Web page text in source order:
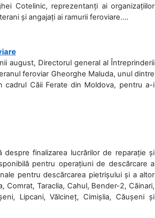
Cotelinic, reprezentanți ai organizațiilor
și angajați ai ramurii feroviare....
august, Directorul general al Întreprinderii
feroviar Gheorghe Maluda, unul dintre
Căii Ferate din Moldova, pentru a-i
despre finalizarea lucrărilor de reparație și
pentru operațiuni de descărcare a
pentru descărcarea pietrișului și a altor
Comrat, Taraclia, Cahul, Bender-2, Căinari,
Lipcani, Vălcineț, Cimișlia, Căușeni și